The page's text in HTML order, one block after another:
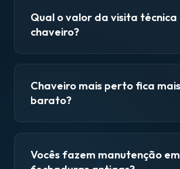
Qual o valor da visita técnica
chaveiro?
Chaveiro mais perto fica mais
barato?
Vocês fazem manutenção em